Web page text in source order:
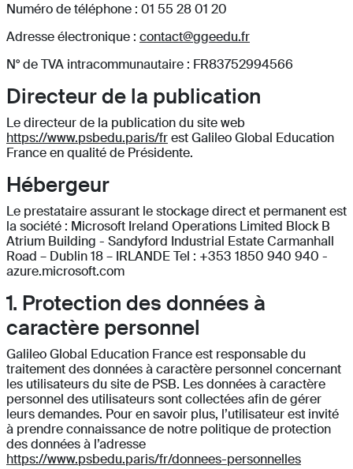
Numéro de téléphone : 01 55 28 01 20
Adresse électronique : contact@ggeedu.fr
N° de TVA intracommunautaire : FR83752994566
Directeur de la publication
Le directeur de la publication du site web
https://www.psbedu.paris/frest Galileo Global Education
France en qualité de Présidente.
Hébergeur
Le prestataire assurant le stockage direct et permanent est
la société : Microsoft Ireland Operations Limited Block B
Atrium Building - Sandyford Industrial Estate Carmanhall
Road – Dublin 18 – IRLANDE Tel : +353 1850 940 940 -
azure.microsoft.com
1. Protection des données à
caractère personnel
Galileo Global Education France est responsable du
traitement des données à caractère personnel concernant
les utilisateurs du site de PSB. Les données à caractère
personnel des utilisateurs sont collectées afin de gérer
leurs demandes. Pour en savoir plus, l’utilisateur est invité
à prendre connaissance de notre politique de protection
des données à l’adresse
https://www.psbedu.paris/fr/donnees-personnelles